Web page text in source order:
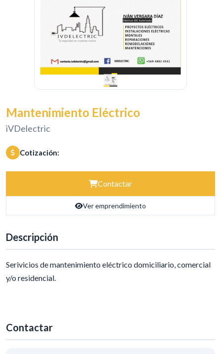
Mantenimiento Eléctrico
iVDelectric
Cotización:
Contactar
Ver emprendimiento
Descripción
Serivicios de mantenimiento eléctrico domiciliario, comercial
y/o residencial.
Contactar